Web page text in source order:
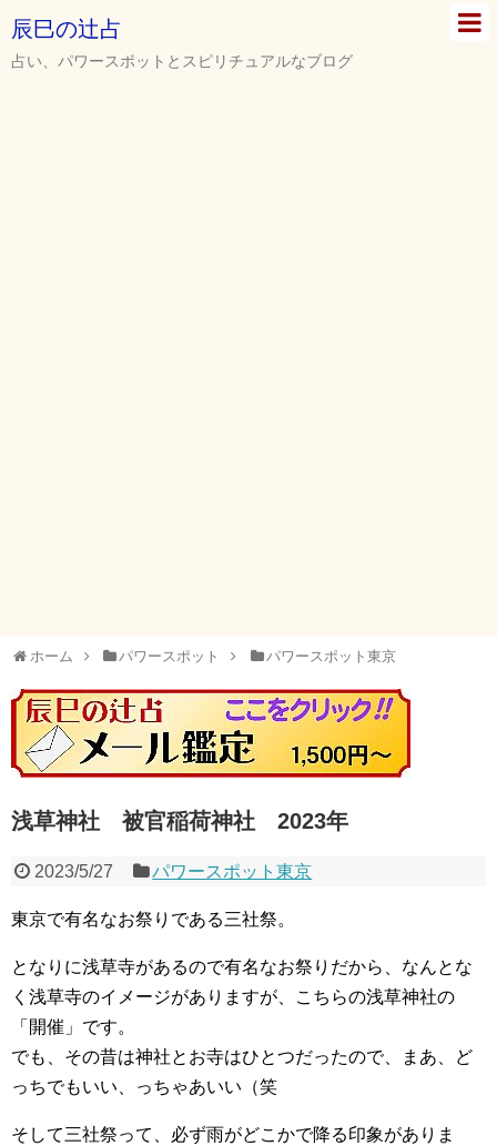
辰巳の辻占
占い、パワースポットとスピリチュアルなブログ
ホーム パワースポット パワースポット東京
浅草神社 被官稲荷神社 2023年
2023/5/27 パワースポット東京
東京で有名なお祭りである三社祭。
となりに浅草寺があるので有名なお祭りだから、なんとな
く浅草寺のイメージがありますが、こちらの浅草神社の
「開催」です。
でも、その昔は神社とお寺はひとつだったので、まあ、ど
っちでもいい、っちゃあいい（笑
そして三社祭って、必ず雨がどこかで降る印象がありま